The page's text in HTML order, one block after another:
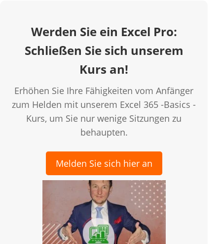
Werden Sie ein Excel Pro:
Schließen Sie sich unserem
Kurs an!
Erhöhen Sie Ihre Fähigkeiten vom Anfänger
zum Helden mit unserem Excel 365 -Basics -
Kurs, um Sie nur wenige Sitzungen zu
behaupten.
Melden Sie sich hier an